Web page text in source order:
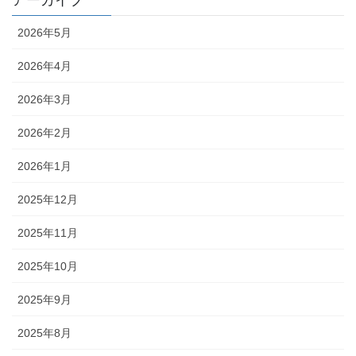
2026年5月
2026年4月
2026年3月
2026年2月
2026年1月
2025年12月
2025年11月
2025年10月
2025年9月
2025年8月